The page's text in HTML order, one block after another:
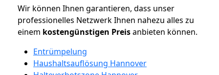
Wir können Ihnen garantieren, dass unser
professionelles Netzwerk Ihnen nahezu alles zu
einem kostengünstigen Preisanbieten können.
Entrümpelung
Haushaltsauflösung Hannover